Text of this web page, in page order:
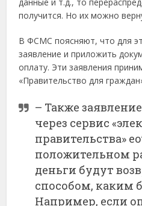
получится. Но их можно
В ФСМС поясняют, что для
заявление и приложить
оплату. Эти заявления
«Правительство для
– Также
через сервис
правительства»
положительном
деньги будут
способом, каким
Например, если